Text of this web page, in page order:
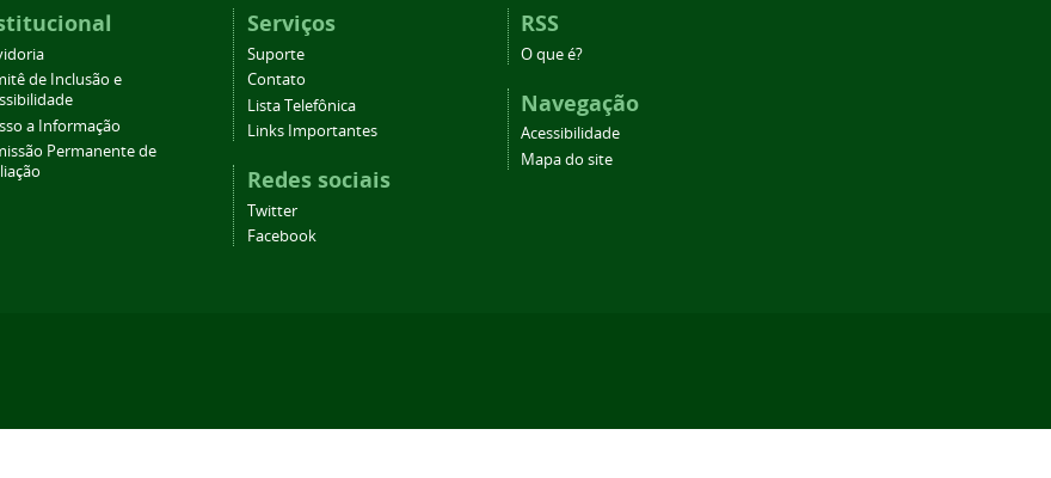
de Inclusão e
a Informação
Permanente de
Serviços
Suporte
Contato
Lista Telefônica
Links Importantes
Redes sociais
Twitter
Facebook
RSS
O que é?
Navegação
Acessibilidade
Mapa do site